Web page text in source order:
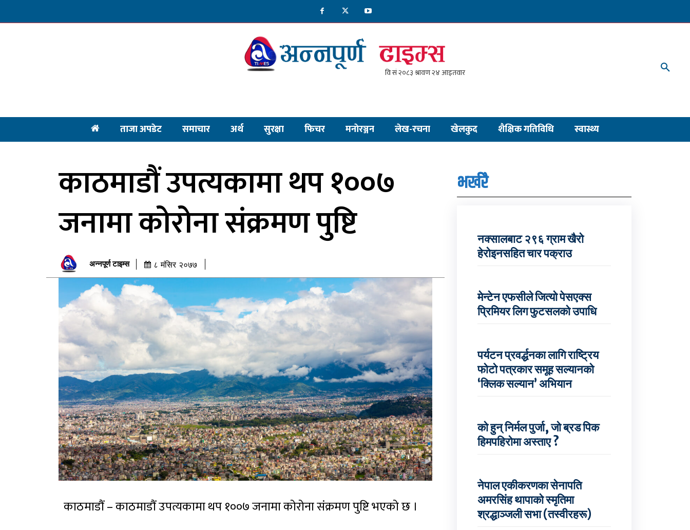
ताजा अपडेट समाचार अर्थ सुरक्षा फिचर मनाेरञ्जन लेख-रचना खेलकुद शैक्षिक गतिविधि स्वास्थ्य
काठमाडौं उपत्यकामा थप १००७
जनामा कोरोना संक्रमण पुष्टि
अन्नपूर्ण टाइम्स ८ मंसिर २०७७
काठमाडौं – काठमाडौं उपत्यकामा थप १००७ जनामा कोरोना संक्रमण पुष्टि भएको छ ।
भर्खरै
नक्सालबाट २९६ ग्राम खैरो
हेरोइनसहित चार पक्राउ
मेन्टेन एफसीले जित्यो पेसएक्स
प्रिमियर लिग फुटसलको उपाधि
पर्यटन प्रवर्द्धनका लागि राष्ट्रिय
फोटो पत्रकार समूह सल्यानको
‘क्लिक सल्यान’ अभियान
को हुन् निर्मल पुर्जा, जो ब्रड पिक
हिमपहिरोमा अस्ताए ?
नेपाल एकीकरणका सेनापति
अमरसिंह थापाको स्मृतिमा
श्रद्धाञ्जली सभा (तस्वीरहरू)